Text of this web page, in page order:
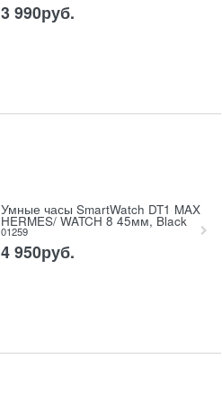
3 990руб.
Умные часы SmartWatch DT1 MAX
HERMES/ WATCH 8 45мм, Black
01259
4 950руб.